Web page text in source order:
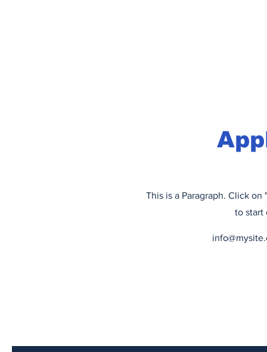
This is a Paragraph. Click
to start